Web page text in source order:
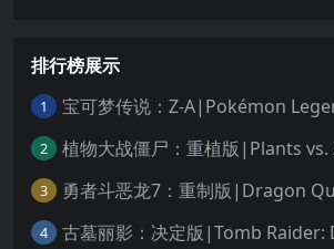
排行榜展示
1 宝可梦传说：Z-A|Pokémon
2
3
4